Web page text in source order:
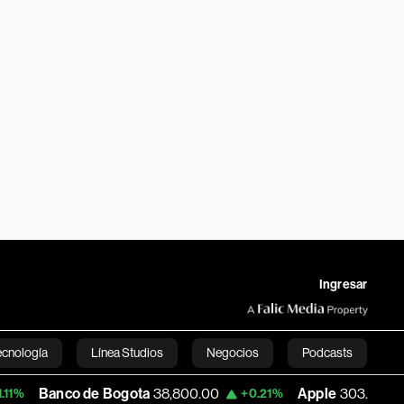
Ingresar
Línea Studios Negocios Podcasts
English
Bogota 38,800.00 +0.21% Apple 303.27 -1.74% USD